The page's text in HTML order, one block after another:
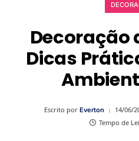
Decoração
Dicas
Escrito por Everton 14/06/
Tempo de